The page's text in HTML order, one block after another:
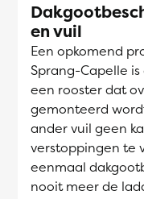
en vuil
Een opkomend
Sprang-Capelle
een rooster dat
gemonteerd
ander vuil geen
verstoppingen te
eenmaal
nooit meer de